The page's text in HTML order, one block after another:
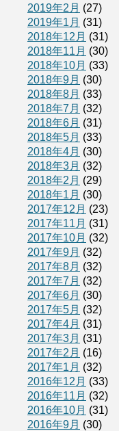
2019年2月 (27)
2019年1月 (31)
2018年12月 (31)
2018年11月 (30)
2018年10月 (33)
2018年9月 (30)
2018年8月 (33)
2018年7月 (32)
2018年6月 (31)
2018年5月 (33)
2018年4月 (30)
2018年3月 (32)
2018年2月 (29)
2018年1月 (30)
2017年12月 (23)
2017年11月 (31)
2017年10月 (32)
2017年9月 (32)
2017年8月 (32)
2017年7月 (32)
2017年6月 (30)
2017年5月 (32)
2017年4月 (31)
2017年3月 (31)
2017年2月 (16)
2017年1月 (32)
2016年12月 (33)
2016年11月 (32)
2016年10月 (31)
2016年9月 (30)